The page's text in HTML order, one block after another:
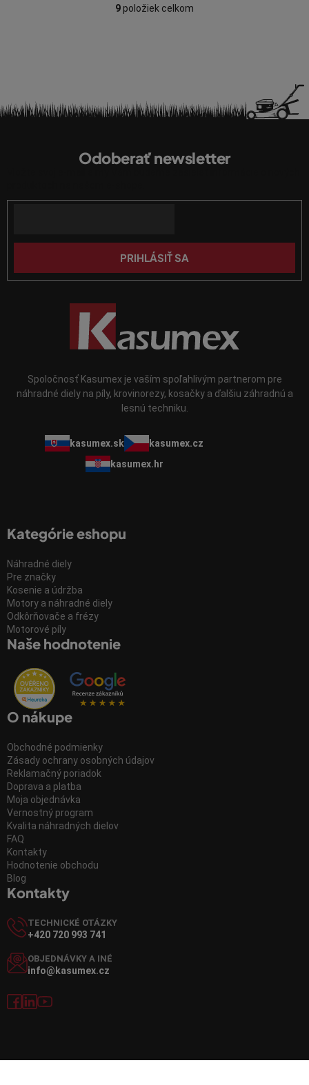
O
c
i
p
r
k
ý
p
i
9položiek celkom
t
Spoločnosť Kasumex je vaším spoľahlivým partnerom pre
náhradné diely na píly, krovinorezy, kosačky a ďalšiu záhradnú a
lesnú techniku.
kasumex.sk
kasumex.cz
kasumex.hr
Kategórie eshopu
Náhradné diely
Pre značky
Kosenie a údržba
Motory a náhradné diely
Odkôrňovače a frézy
Motorové píly
Naše hodnotenie
O nákupe
Obchodné podmienky
Zásady ochrany osobných údajov
Reklamačný poriadok
Doprava a platba
Moja objednávka
Vernostný program
Kvalita náhradných dielov
FAQ
Kontakty
Hodnotenie obchodu
Blog
Kontakty
TECHNICKÉ OTÁZKY
+420 720 993 741
OBJEDNÁVKY A INÉ
info@kasumex.cz
Odoberať newsletter
PRIHLÁSIŤ SA